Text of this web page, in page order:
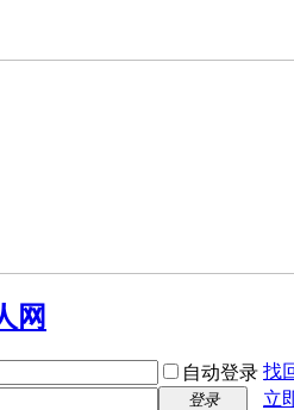
自动登录 找
登录
立